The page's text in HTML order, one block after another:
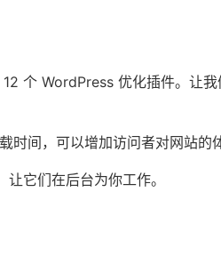
个 WordPress 优化插件。让
间，可以增加访问者对网站的
它们在后台为你工作。